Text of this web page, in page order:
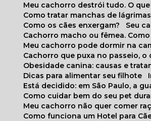
Meu cachorro destrói tudo. O
Como tratar manchas de
Como os cães enxergam?
Seu
Cachorro macho ou fêmea.
Meu cachorro pode dormir na
Cachorro que puxa no passeio, o
Obesidade canina: causas e
Dicas para alimentar seu filhote
Está decidido: em São Paulo, a
Como cuidar bem do seu pet
Meu cachorro não quer comer
Como funciona um Hotel para